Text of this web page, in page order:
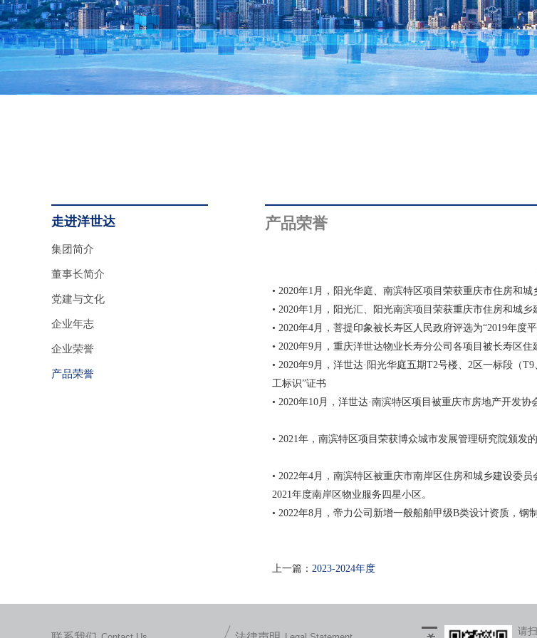
走进洋世达
集团简介
董事长简介
党建与文化
企业年志
企业荣誉
产品荣誉
产品荣誉
• 2020年1月，阳光华庭、南滨特区项目荣获重庆市住房和
• 2020年1月，阳光汇、阳光南滨项目荣获重庆市住房和城
• 2020年4月，菩提印象被长寿区人民政府评选为“2019年度
• 2020年9月，重庆洋世达物业长寿分公司各项目被长寿区
• 2020年9月，洋世达·阳光华庭五期T2号楼、2区一标段（
工标识”证书
• 2020年10月，洋世达·南滨特区项目被重庆市房地产开发
• 2021年，南滨特区项目荣获博众城市发展管理研究院颁发
• 2022年4月，南滨特区被重庆市南岸区住房和城乡建设委
2021年度南岸区物业服务四星小区。
• 2022年8月，帝力公司新增一般船舶甲级B类设计资质，钢
上一篇： 2023-2024年度
请